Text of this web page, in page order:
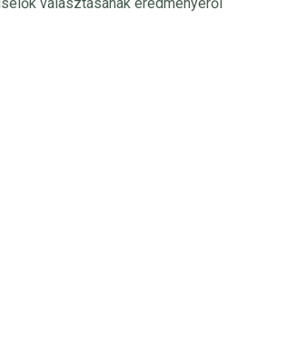
választásának eredményéről